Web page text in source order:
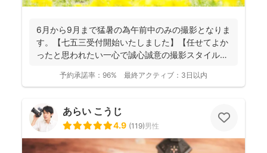
6月から9月まで猛暑の為午前中のみの撮影となりま
す。【七五三受付開始いたしました】【任せてよか
ったと思われたい一心で誠心誠意の撮影スタイル】
予約承諾率： 96% 最終アクティブ： 3日以内
あらい こうじ
4.9 (119)男性